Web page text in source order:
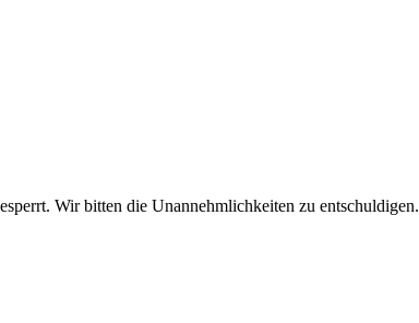
Wir bitten die Unannehmlichkeiten zu entschuldigen.